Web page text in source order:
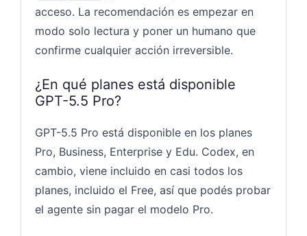
acceso. La recomendación es empezar en
modo solo lectura y poner un humano que
confirme cualquier acción irreversible.
¿En qué planes está disponible
GPT-5.5 Pro?
GPT-5.5 Pro está disponible en los planes
Pro, Business, Enterprise y Edu. Codex, en
cambio, viene incluido en casi todos los
planes, incluido el Free, así que podés probar
el agente sin pagar el modelo Pro.